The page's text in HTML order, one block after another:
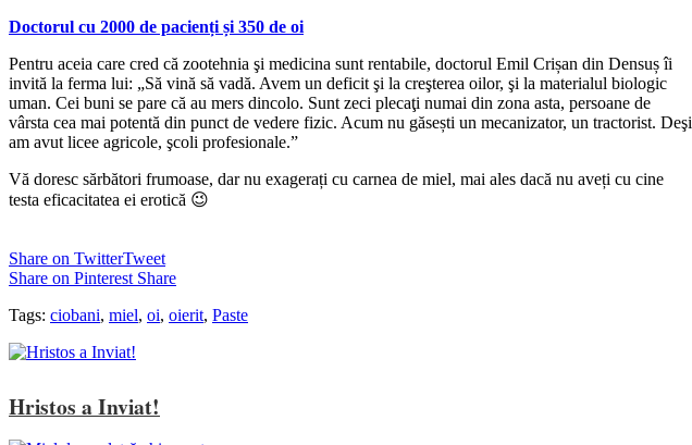
Doctorul cu 2000 de pacienți și 350 de oi
Pentru aceia care cred că zootehnia şi medicina sunt rentabile, doctorul Emil Crișan din Densuș îi
invită la ferma lui: „Să vină să vadă. Avem un deficit şi la creşterea oilor, şi la materialul biologic
uman. Cei buni se pare că au mers dincolo. Sunt zeci plecaţi numai din zona asta, persoane de
vârsta cea mai potentă din punct de vedere fizic. Acum nu găsești un mecanizator, un tractorist. Deşi
am avut licee agricole, şcoli profesionale.”
Vă doresc sărbători frumoase, dar nu exagerați cu carnea de miel, mai ales dacă nu aveți cu cine
testa eficacitatea ei erotică 😉
Share on TwitterTweet
Share on Pinterest Share
Tags: ciobani, miel, oi, oierit, Paste
Hristos a Inviat!